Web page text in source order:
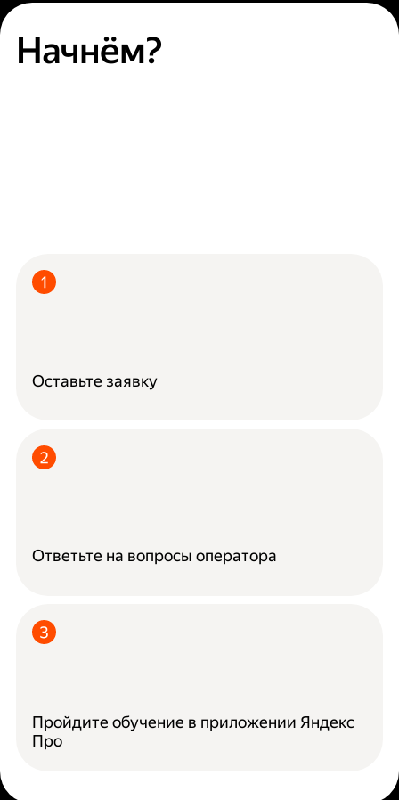
Начнём?
Оставьте заявку
Ответьте на вопросы оператора
Пройдите обучение в приложении Яндекс
Про